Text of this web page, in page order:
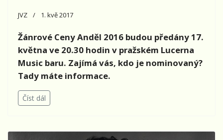
JVZ 1. kvě 2017
Žánrové Ceny Anděl 2016 budou předány 17.
května ve 20.30 hodin v pražském Lucerna
Music baru. Zajímá vás, kdo je nominovaný?
Tady máte informace.
Číst dál